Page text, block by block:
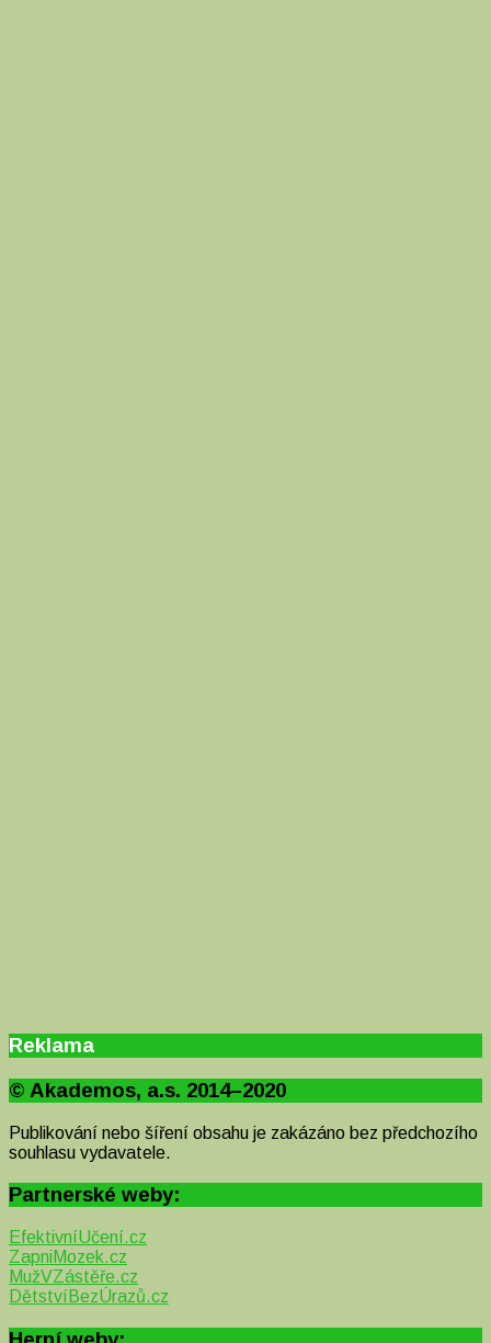
Reklama
© Akademos, a.s. 2014–2020
Publikování nebo šíření obsahu je zakázáno bez předchozího
souhlasu vydavatele.
Partnerské weby:
EfektivníUčení.cz
ZapniMozek.cz
MužVZástěře.cz
DětstvíBezÚrazů.cz